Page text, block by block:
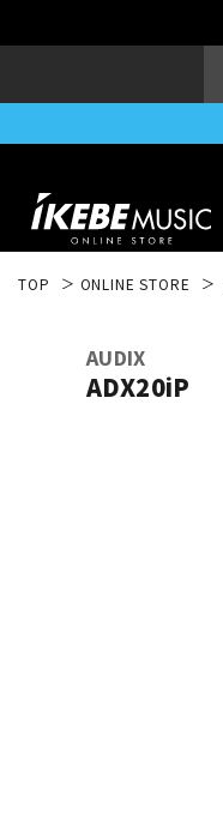
TOP ONLINE STORE
AUDIX
ADX20iP